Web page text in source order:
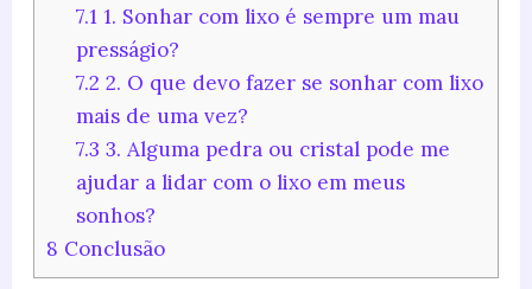
7.1 1. Sonhar com lixo é sempre um mau
presságio?
7.2 2. O que devo fazer se sonhar com lixo
mais de uma vez?
7.3 3. Alguma pedra ou cristal pode me
ajudar a lidar com o lixo em meus
sonhos?
8 Conclusão